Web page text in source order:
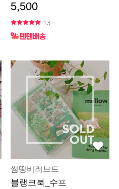
5,500
13
썸띵비러브드
블랭크북_수프